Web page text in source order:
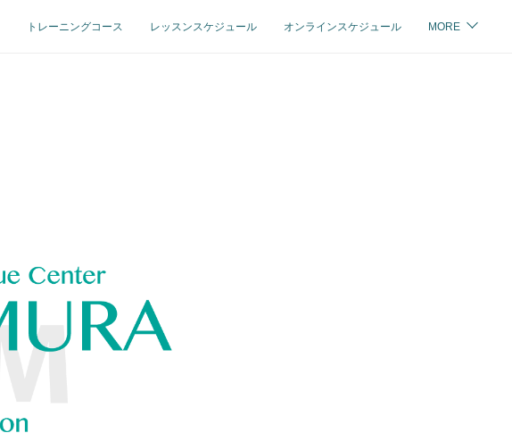
トレーニングコース レッスンスケジュール オンラインスケジュール MORE